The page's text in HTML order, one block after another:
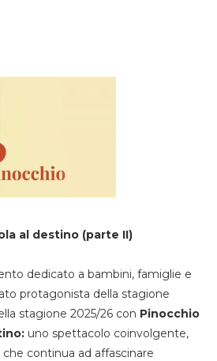
al destino (parte II)
dedicato a bambini, famiglie e
protagonista della stagione
stagione 2025/26 con Pinocchio
uno spettacolo coinvolgente,
continua ad affascinare